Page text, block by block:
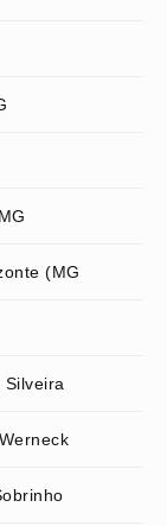
(MG
Silveira